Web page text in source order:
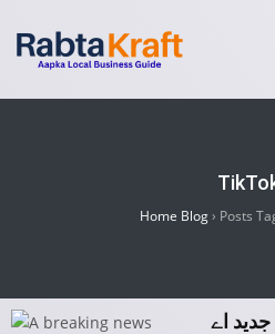
Home Blog› Posts
اے